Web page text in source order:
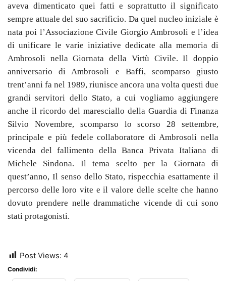
aveva dimenticato quei fatti e soprattutto il significato
sempre attuale del suo sacrificio. Da quel nucleo iniziale è
nata poi l’Associazione Civile Giorgio Ambrosoli e l’idea
di unificare le varie iniziative dedicate allamemoria di
Ambrosoli
nellaGiornata della Virtù Civile. Ildoppio
anniversario di Ambrosoli e Baffi, scomparso giusto
trent’anni fa nel 1989, riunisce ancora una volta questi due
grandi servitori dello Stato, a cui vogliamo aggiungere
anche il ricordo del maresciallo della Guardia di Finanza
Silvio Novembre, scomparso lo scorso 28 settembre,
principale e più fedele collaboratore di Ambrosoli nella
vicenda del fallimento della Banca Privata Italiana di
Michele Sindona. Il tema scelto per la Giornata di
quest’anno, Il senso dello Stato, rispecchia esattamente il
percorso delle loro vite e il valore delle scelte che hanno
dovuto prendere nelle drammatiche vicendedi cui sono
stati protagonisti.
Post Views: 4
Condividi: